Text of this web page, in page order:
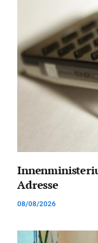
Adresse
08/08/2026